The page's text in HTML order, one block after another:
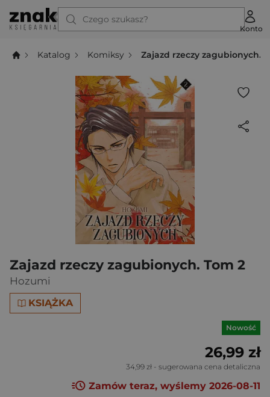
Czego szukasz?
Konto
Katalog Komiksy Zajazd rzeczy zagubionych.
Zajazd rzeczy zagubionych. Tom 2
Hozumi
KSIĄŻKA
Nowość
26,99 zł
34,99 zł - sugerowana cena detaliczna
Zamów teraz, wyślemy 2026-08-11